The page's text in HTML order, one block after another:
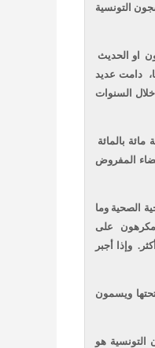
التونسية
او الحديث
دامت عديد
خلال السنوات
بالمائة
المفروض
الصحية وما
على
وإذا أجبر
ويسمون
التونسية هو